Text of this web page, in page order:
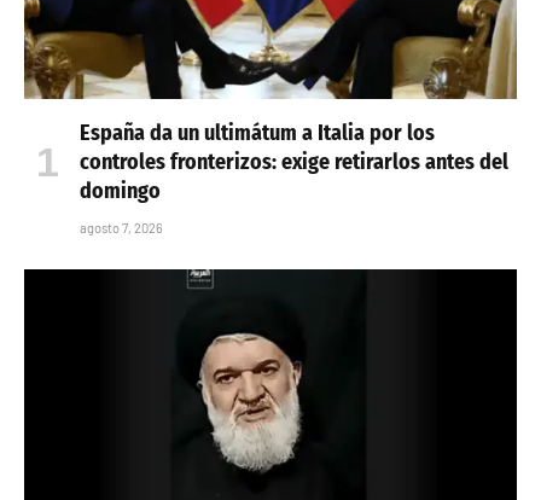
España da un ultimátum a Italia por los
controles fronterizos: exige retirarlos antes del
domingo
agosto 7, 2026